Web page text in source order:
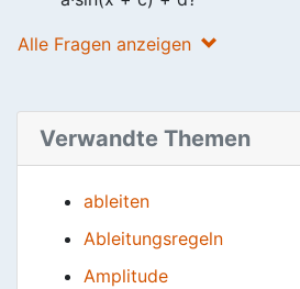
Alle Fragen anzeigen
Verwandte Themen
ableiten
Ableitungsregeln
Amplitude